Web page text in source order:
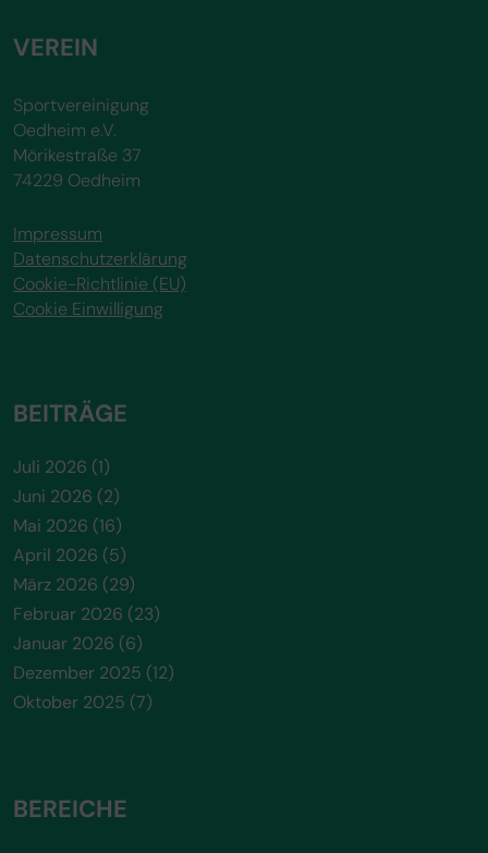
VEREIN
Sportvereinigung
Oedheim e.V.
Mörikestraße 37
74229 Oedheim
Impressum
Datenschutzerklärung
Cookie-Richtlinie (EU)
Cookie Einwilligung
BEITRÄGE
Juli 2026 (1)
Juni 2026 (2)
Mai 2026 (16)
April 2026 (5)
März 2026 (29)
Februar 2026 (23)
Januar 2026 (6)
Dezember 2025 (12)
Oktober 2025 (7)
BEREICHE